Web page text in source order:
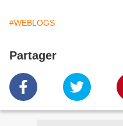
#WEBLOGS
Partager